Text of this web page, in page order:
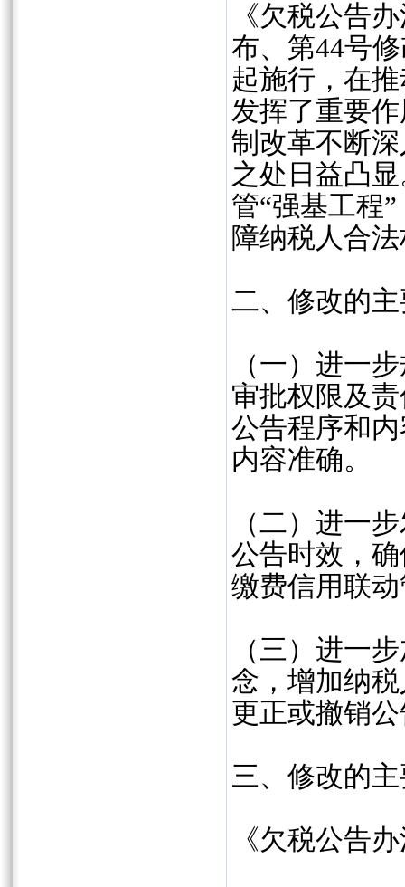
《欠税公告
布、第44号
起施行，在
发挥了重要
制改革不断
之处日益凸
管“强基工程
障纳税人合
二、修改的
（一）进一
审批权限及
公告程序和
内容准确。
（二）进一
公告时效，
缴费信用联
（三）进一
念，增加纳
更正或撤销
三、修改的
《欠税公告